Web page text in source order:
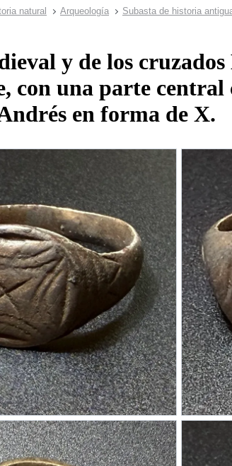
natural Arqueología Subasta de historia
y de los
con una parte
en forma de X.